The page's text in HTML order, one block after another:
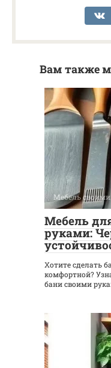
Вам также
Мебель
Мебель
руками:
Хотите сделать
комфортной?
бани своими